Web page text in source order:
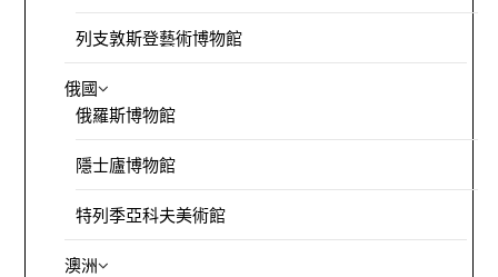
列支敦斯登藝術博物館
俄國
俄羅斯博物館
隱士廬博物館
特列季亞科夫美術館
澳洲